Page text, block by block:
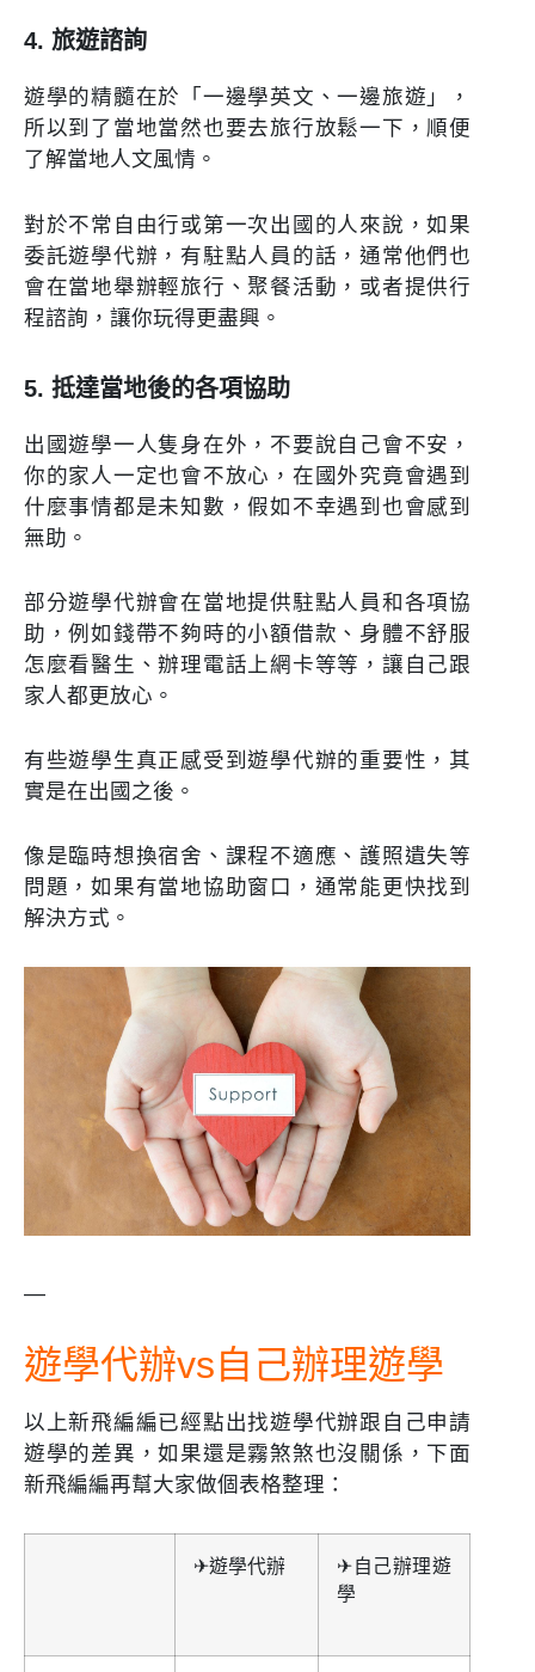
4. 旅遊諮詢
遊學的精髓在於「一邊學英文、一邊旅遊」，
所以到了當地當然也要去旅行放鬆一下，順便
了解當地人文風情。
對於不常自由行或第一次出國的人來說，如果
委託遊學代辦，有駐點人員的話，通常他們也
會在當地舉辦輕旅行、聚餐活動，或者提供行
程諮詢，讓你玩得更盡興。
5. 抵達當地後的各項協助
出國遊學一人隻身在外，不要說自己會不安，
你的家人一定也會不放心，在國外究竟會遇到
什麼事情都是未知數，假如不幸遇到也會感到
無助。
部分遊學代辦會在當地提供駐點人員和各項協
助，例如錢帶不夠時的小額借款、身體不舒服
怎麼看醫生、辦理電話上網卡等等，讓自己跟
家人都更放心。
有些遊學生真正感受到遊學代辦的重要性，其
實是在出國之後。
像是臨時想換宿舍、課程不適應、護照遺失等
問題，如果有當地協助窗口，通常能更快找到
解決方式。
—
遊學代辦vs自己辦理遊學
以上新飛編編已經點出找遊學代辦跟自己申請
遊學的差異，如果還是霧煞煞也沒關係，下面
新飛編編再幫大家做個表格整理：
✈遊學代辦
✈自己辦理遊
學